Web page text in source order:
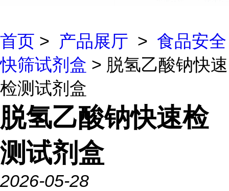
首页 > 产品展厅 > 食品安全
快筛试剂盒 > 脱氢乙酸钠快速
检测试剂盒
脱氢乙酸钠快速检
测试剂盒
2026-05-28